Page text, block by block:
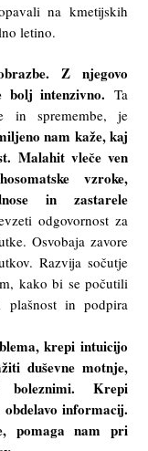
na kmetijskih
letino.
Z njegovo
bolj intenzivno. Ta
in spremembe, je
nam kaže, kaj
Malahit vleče ven
vzroke,
in zastarele
odgovornost za
Osvobaja zavore
Razvija sočutje
kako bi se počutili
plašnost in podpira
krepi intuicijo
duševne motnje,
Krepi
informacij.
pomaga nam pri